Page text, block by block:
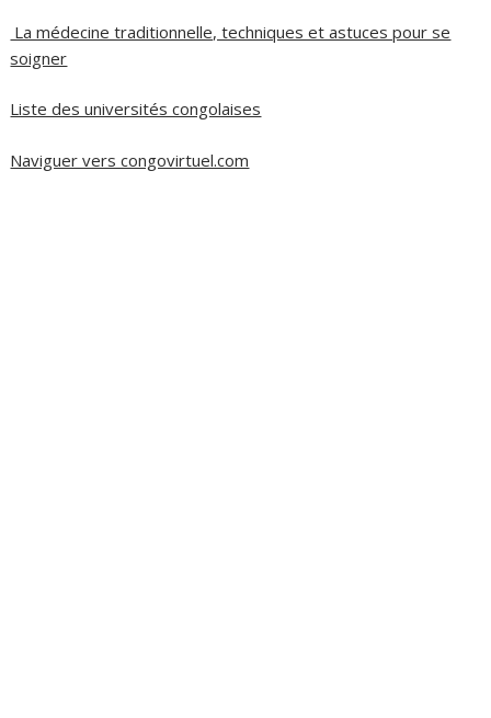
La médecine traditionnelle, techniques et astuces pour se
soigner
Liste des universités congolaises
Naviguer vers congovirtuel.com